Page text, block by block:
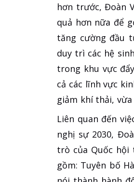
hơn trước, Đoàn
quả hơn nữa để
tăng cường đầu
duy trì các hệ
trong khu vực
cả các lĩnh vực
giảm khí thải,
Liên quan đến
nghị sự 2030,
trò của Quốc
gồm: Tuyên bố